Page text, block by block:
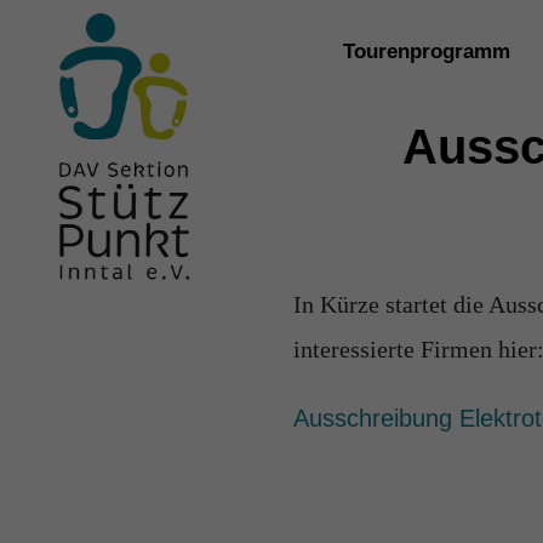
springen
Tourenprogramm
In Kürze startet die
interessierte Firmen hier:
Ausschreibung